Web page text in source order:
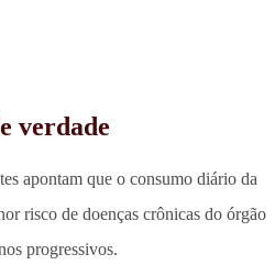
verdade
apontam que o consumo diário da
risco de doenças crônicas do órgão
progressivos.